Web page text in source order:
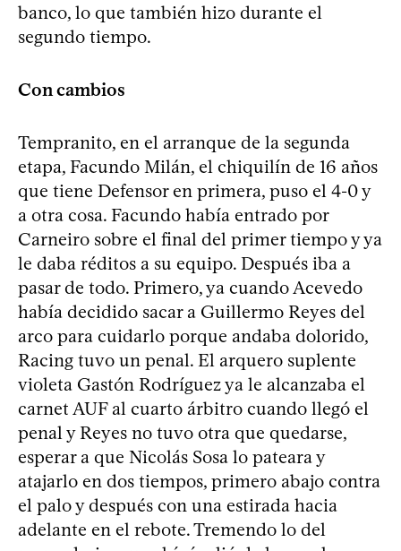
banco, lo que también hizo durante el
segundo tiempo.
Con cambios
Tempranito, en el arranque de la segunda
etapa, Facundo Milán, el chiquilín de 16 años
que tiene Defensor en primera, puso el 4-0 y
a otra cosa. Facundo había entrado por
Carneiro sobre el final del primer tiempo y ya
le daba réditos a su equipo. Después iba a
pasar de todo. Primero, ya cuando Acevedo
había decidido sacar a Guillermo Reyes del
arco para cuidarlo porque andaba dolorido,
Racing tuvo un penal. El arquero suplente
violeta Gastón Rodríguez ya le alcanzaba el
carnet AUF al cuarto árbitro cuando llegó el
penal y Reyes no tuvo otra que quedarse,
esperar a que Nicolás Sosa lo pateara y
atajarlo en dos tiempos, primero abajo contra
el palo y después con una estirada hacia
adelante en el rebote. Tremendo lo del